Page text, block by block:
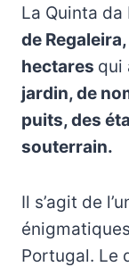
La Quinta
de Regaleira,
hectares qui
jardin, de
puits, des
souterrain.
Il s’agit de
Portugal. Le